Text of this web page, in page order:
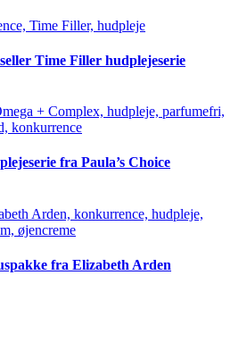
Time Filler hudplejeserie
fra Paula’s Choice
fra Elizabeth Arden